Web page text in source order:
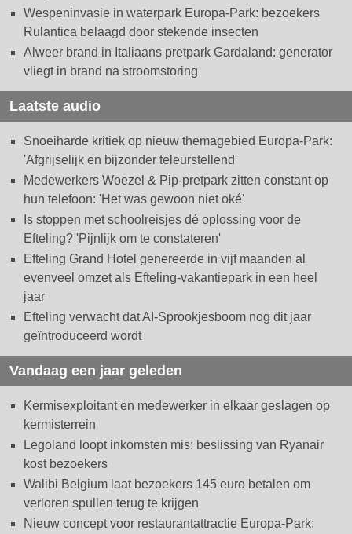
Wespeninvasie in waterpark Europa-Park: bezoekers
Rulantica belaagd door stekende insecten
Alweer brand in Italiaans pretpark Gardaland: generator
vliegt in brand na stroomstoring
Laatste audio
Snoeiharde kritiek op nieuw themagebied Europa-Park:
'Afgrijselijk en bijzonder teleurstellend'
Medewerkers Woezel & Pip-pretpark zitten constant op
hun telefoon: 'Het was gewoon niet oké'
Is stoppen met schoolreisjes dé oplossing voor de
Efteling? 'Pijnlijk om te constateren'
Efteling Grand Hotel genereerde in vijf maanden al
evenveel omzet als Efteling-vakantiepark in een heel
jaar
Efteling verwacht dat AI-Sprookjesboom nog dit jaar
geïntroduceerd wordt
Vandaag een jaar geleden
Kermisexploitant en medewerker in elkaar geslagen op
kermisterrein
Legoland loopt inkomsten mis: beslissing van Ryanair
kost bezoekers
Walibi Belgium laat bezoekers 145 euro betalen om
verloren spullen terug te krijgen
Nieuw concept voor restaurantattractie Europa-Park: